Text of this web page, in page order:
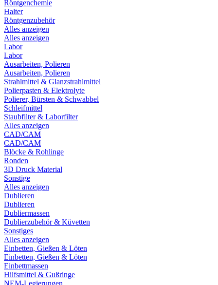
Röntgenchemie
Halter
Röntgenzubehör
Alles anzeigen
Alles anzeigen
Labor
Labor
Ausarbeiten, Polieren
Ausarbeiten, Polieren
Strahlmittel & Glanzstrahlmittel
Polierpasten & Elektrolyte
Polierer, Bürsten & Schwabbel
Schleifmittel
Staubfilter & Laborfilter
Alles anzeigen
CAD/CAM
CAD/CAM
Blöcke & Rohlinge
Ronden
3D Druck Material
Sonstige
Alles anzeigen
Dublieren
Dublieren
Dubliermassen
Dublierzubehör & Küvetten
Sonstiges
Alles anzeigen
Einbetten, Gießen & Löten
Einbetten, Gießen & Löten
Einbettmassen
Hilfsmittel & Gußringe
NEM-Legierungen